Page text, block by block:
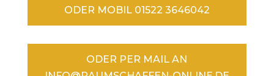
ODER MOBIL 01522 3646042
ODER PER MAIL AN